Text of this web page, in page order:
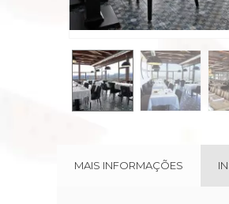
MAIS INFORMAÇÕES